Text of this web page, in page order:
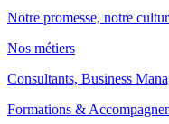
Notre promesse, notre
Nos métiers
Consultants, Business
Formations &